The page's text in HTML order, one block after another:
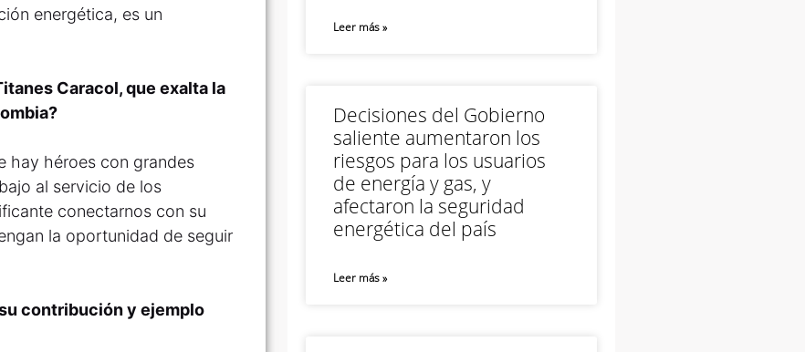
energética, es un
Caracol, que exalta la
hay héroes con grandes
al servicio de los
conectarnos con su
la oportunidad de seguir
contribución y ejemplo
Leer más »
Decisiones del Gobierno
saliente aumentaron los
riesgos para los usuarios
de energía y gas, y
afectaron la seguridad
energética del país
Leer más »